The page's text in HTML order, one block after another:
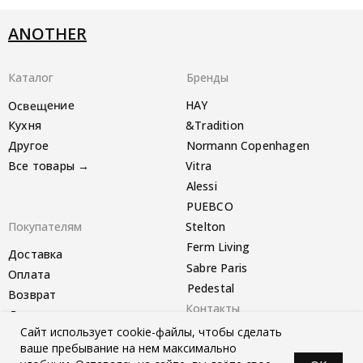
Все товары →
Другое
Кухня
Vitra
PUEBCO
Stelton
Другое
Возврат
Оплата
Доставка
Sabre Paris
Ferm Living
HAY
&Tradition
Normann Copenhagen
Alessi
Pedestal
Освещение
Telegram-канал
ANOTHER
Контакты
Покупателям
Бренды
Каталог
Сайт использует cookie-файлы, чтобы сделать
ваше пребывание на нем максимально